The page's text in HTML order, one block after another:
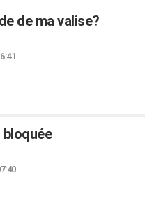
de ma valise?